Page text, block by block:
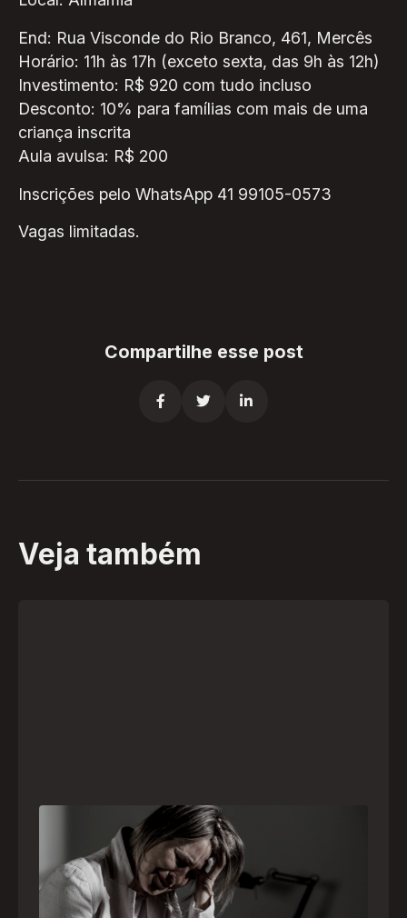
End: Rua Visconde do Rio Branco, 461, Mercês
Horário: 11h às 17h (exceto sexta, das 9h às 12h)
Investimento: R$ 920 com tudo incluso
Desconto: 10% para famílias com mais de uma
criança inscrita
Aula avulsa: R$ 200
Inscrições pelo WhatsApp 41 99105-0573
Vagas limitadas.
Compartilhe esse post
  
Veja também
Crise psiquiátrica é urgência médica: saiba
como o SAMU atua nesses casos
Surtos, tentativas de suicídio e episódios de
agitação intensa são considerados urgências